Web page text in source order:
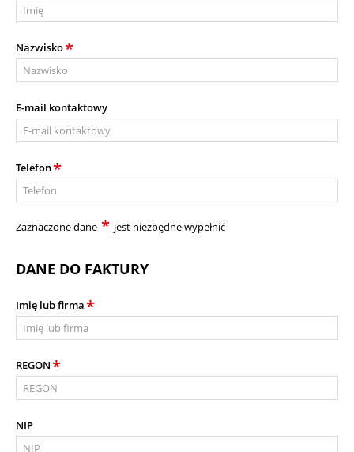
Nazwisko*
E-mail kontaktowy
Telefon*
Zaznaczone dane * jest niezbędne wypełnić
DANE DO FAKTURY
Imię lub firma*
REGON*
NIP